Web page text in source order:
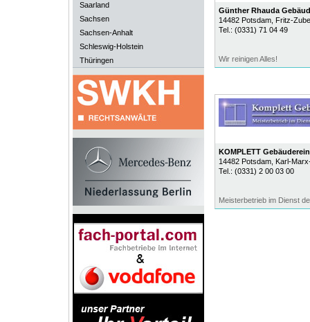
Saarland
Sachsen
Sachsen-Anhalt
Schleswig-Holstein
Thüringen
Günther Rhauda
14482 Potsdam, Fritz-
Tel.: (0331) 71 04 49
Wir reinigen Alles!
KOMPLETT
14482 Potsdam, Karl-
Tel.: (0331) 2 00 03 00
Meisterbetrieb im Dienst